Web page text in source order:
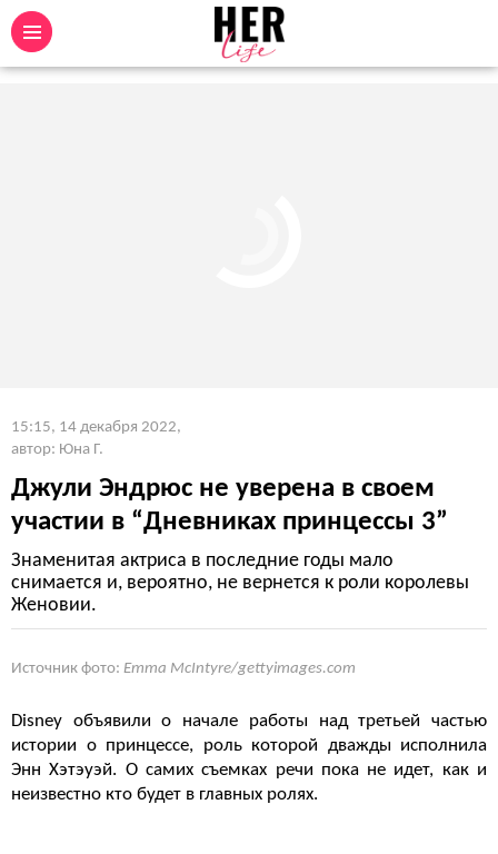
15:15, 14 декабря 2022,
автор: Юна Г.
Джули Эндрюс не уверена в своем
участии в “Дневниках принцессы 3”
Знаменитая актриса в последние годы мало
снимается и, вероятно, не вернется к роли королевы
Женовии.
Источник фото: Emma McIntyre/gettyimages.com
Disney объявили о начале работы над третьей частью
истории о принцессе, роль которой дважды исполнила
Энн Хэтэуэй. О самих съемках речи пока не идет, как и
неизвестно кто будет в главных ролях.